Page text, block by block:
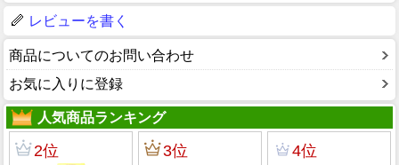
レビューを書く
商品についてのお問い合わせ
お気に入りに登録
人気商品ランキング